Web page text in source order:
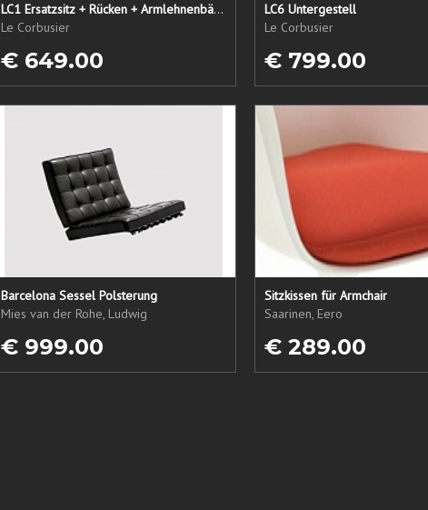
LC1 Ersatzsitz + Rücken + Armlehnenbänder
Le Corbusier
€ 649.00
LC6 Untergestell
Le Corbusier
€ 799.00
Barcelona Sessel Polsterung
Mies van der Rohe, Ludwig
€ 999.00
Sitzkissen für Armchair
Saarinen, Eero
€ 289.00